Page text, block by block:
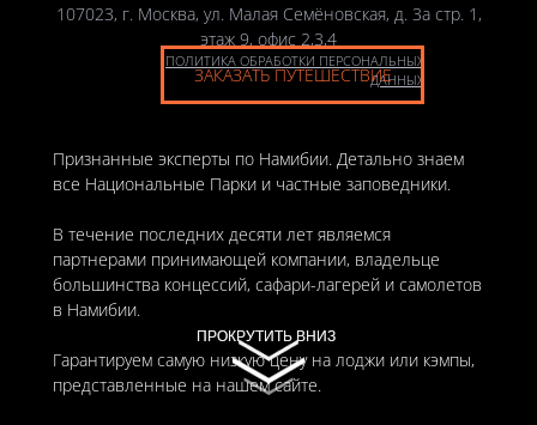
ПРОКРУТИТЬ ВНИЗ
ПРОКРУТИТЬ ВНИЗ
107023, г. Москва, ул. Малая Семёновская, д. 3а стр. 1,
этаж 9, офис 2,3,4
ПОЛИТИКА ОБРАБОТКИ ПЕРСОНАЛЬНЫХ
ДАННЫХ
ЗАКАЗАТЬ ПУТЕШЕСТВИЕ
Признанные эксперты по Намибии. Детально знаем
все Национальные Парки и частные заповедники.
В течение последних десяти лет являемся
партнерами принимающей компании, владельце
большинства концессий, сафари-лагерей и самолетов
в Намибии.
Гарантируем самую низкую цену на лоджи или кэмпы,
представленные на нашем сайте.